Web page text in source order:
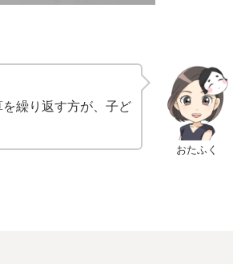
おたふく
繰り返す方が、子ど